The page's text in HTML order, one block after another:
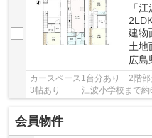
建物
土地
広島
カースペース1台分あり 2階
3帖あり 江波小学校まで約
クスバリュ江波店まで約
会員物件